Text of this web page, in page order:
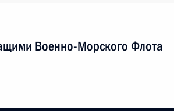
Военно-Морского Флота